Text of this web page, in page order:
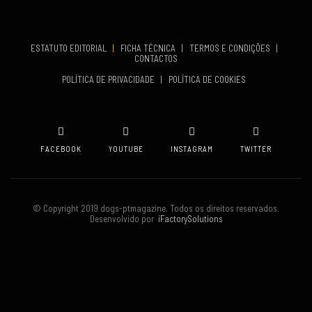
ESTATUTO EDITORIAL | FICHA TÉCNICA | TERMOS E CONDIÇÕES
|
CONTACTOS
POLÍTICA DE PRIVACIDADE
| POLÍTICA DE COOKIES
FACEBOOK YOUTUBE INSTAGRAM TWITTER
© Copyright 2019 dogs-ptmagazine. Todos os direitos reservados.
Desenvolvido poriFactorySolutions